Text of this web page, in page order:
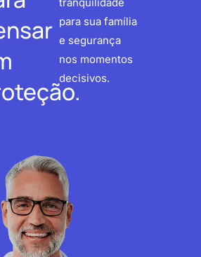
tranquilidade
para sua família
e segurança
nos momentos
decisivos.